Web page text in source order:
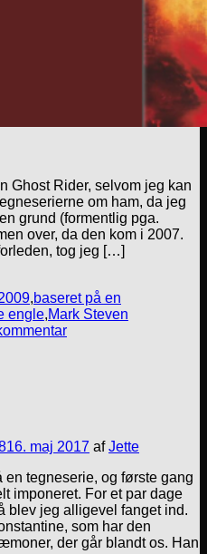
Ghost Rider, selvom jeg kan
om ham, da jeg
grund (formentlig pga.
over, da den kom i 2007.
tog jeg […]
,baseret på en
engle,Mark Steven
16. maj 2017 afJette
tegneserie, og første gang
imponeret. For et par dage
blev jeg alligevel fanget ind.
som har den
der går blandt os. Han